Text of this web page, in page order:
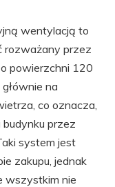
wentylacją to
rozważany przez
powierzchni 120
na
co oznacza,
przez
system jest
zakupu, jednak
wszystkim nie